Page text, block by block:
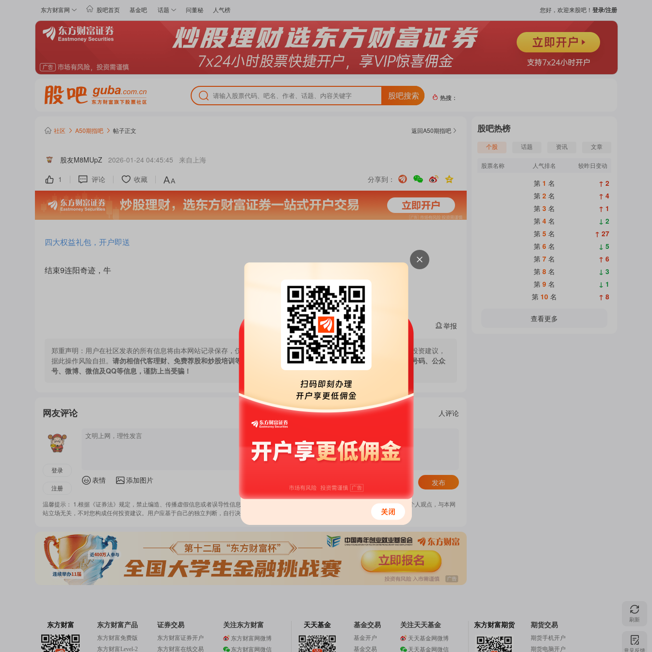
东方财富网 股吧首页 基金吧 话题 问董秘 人气榜 您好，欢迎来股吧！ 登录/注册
股吧搜索
热门
吧
热
题
热
概
热搜：
社区 A50期指吧 帖子正文 返回A50期指吧
股友M8MUpZ 2026-01-24 04:45:45 来自 上海
1
评论 收藏 分享到：
四大权益礼包，开户即送
结束9连阳奇迹，牛
举报
郑重声明： 用户在社区发表的所有信息将由本网站记录保存，仅代表作者个人观点，与本网站立场无关，不对您构成任何投资建议，
据此操作风险自担。 请勿相信代客理财、免费荐股和炒股培训等宣传内容，远离非法证券活动。请勿添加发言用户的手机号码、公众
号、微博、微信及QQ等信息，谨防上当受骗！
网友评论 人评论
登录
注册
表情 添加图片 发布
温馨提示： 1.根据《证券法》规定，禁止编造、传播虚假信息或者误导性信息，扰乱证券市场；2.用户在本社区发表的所有资料、言论等仅代表个人观点，与本网
站立场无关，不对您构成任何投资建议。用户应基于自己的独立判断，自行决定证券投资并承担相应风险。
《东方财富社区管理规定》
股吧热榜
个股 话题 资讯 文章
股票名称 人气排名 较昨日变动
第 1 名
↑ 2
第 2 名
↑ 4
第 3 名
↑ 1
第 4 名
↓ 2
第 5 名
↑ 27
第 6 名
↓ 5
第 7 名
↑ 6
第 8 名
↓ 3
第 9 名
↓ 1
第 10 名 ↑ 8
查看更多
刷新
意见反馈
东方财富 东方财富产品
东方财富免费版
东方财富Level-2
证券交易
东方财富证券开户
东方财富在线交易
关注东方财富
东方财富网微博
东方财富网微信
天天基金 基金交易
基金开户
基金交易
关注天天基金
天天基金网微博
天天基金网微信
东方财富期货 期货交易
期货手机开户
期货电脑开户